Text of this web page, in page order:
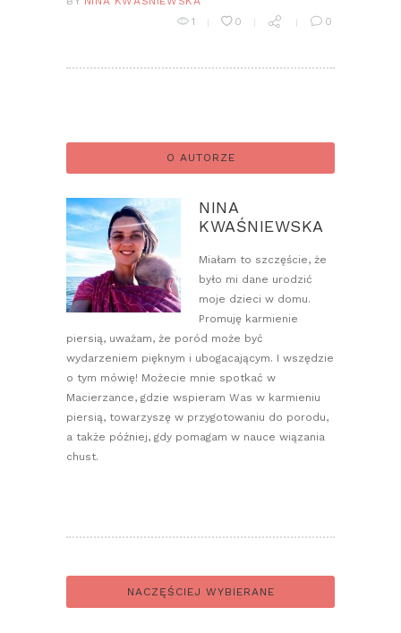
1
0 0
O AUTORZE
NINA
KWAŚNIEWSKA
Miałam to szczęście, że
było mi dane urodzić
moje dzieci w domu.
Promuję karmienie
piersią, uważam, że poród może być
wydarzeniem pięknym i ubogacającym. I wszędzie
o tym mówię! Możecie mnie spotkać w
Macierzance, gdzie wspieram Was w karmieniu
piersią, towarzyszę w przygotowaniu do porodu,
a także później, gdy pomagam w nauce wiązania
chust.
NACZĘŚCIEJ WYBIERANE